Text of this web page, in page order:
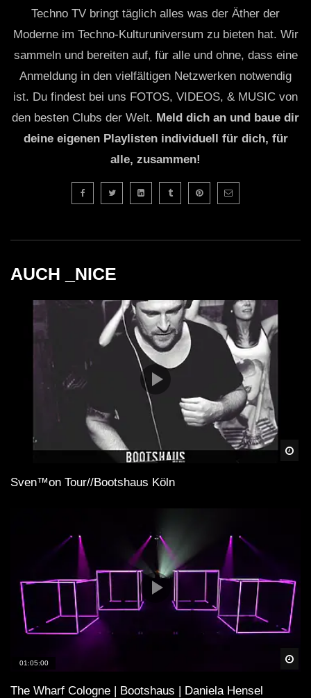
Techno TV bringt täglich alles was der Äther der
Moderne im Techno-Kulturuniversum zu bieten hat. Wir
sammeln und bereiten auf, für alle und ohne, dass eine
Anmeldung in den vielfältigen Netzwerken notwendig
ist. Du findest bei uns FOTOS, VIDEOS, & MUSIC von
den besten Clubs der Welt. Meld dich an und baue dir
deine eigenen Playlisten individuell für dich, für
alle, zusammen!
AUCH _NICE
Sven™on Tour//Bootshaus Köln
01:05:00
The Wharf Cologne | Bootshaus | Daniela Hensel